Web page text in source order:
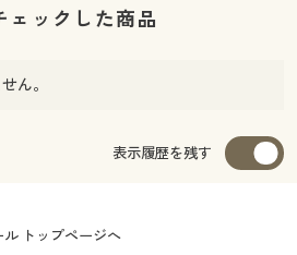
ェックした商品
ん。
表示履歴を残す
ル トップページへ